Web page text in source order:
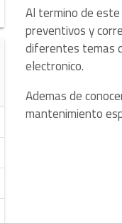
Al termino de
preventivos y
diferentes temas
electronico.
Ademas de
mantenimiento